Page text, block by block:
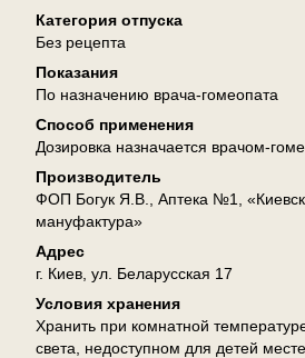
Категория отпуска
Без рецепта
Показания
По назначению врача-гомеопата
Способ применения
Дозировка назначается врачом-
Производитель
ФОП Богук Я.В., Аптека №1,
мануфактура»
Адрес
г. Киев, ул. Беларусская 17
Условия хранения
Хранить при комнатной
света, недоступном для детей месте.